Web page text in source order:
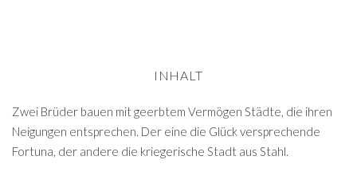
INHALT
Zwei Brüder bauen mit geerbtem Vermögen Städte, die ihren
Neigungen entsprechen. Der eine die Glück versprechende
Fortuna, der andere die kriegerische Stadt aus Stahl.